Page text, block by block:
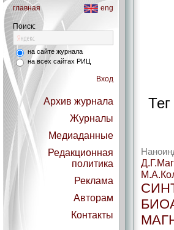
главная eng
Поиск:
на сайте журнала
на всех сайтах РИЦ
Вход
Архив журнала
Журналы
Медиаданные
Редакционная
политика
Реклама
Авторам
Контакты